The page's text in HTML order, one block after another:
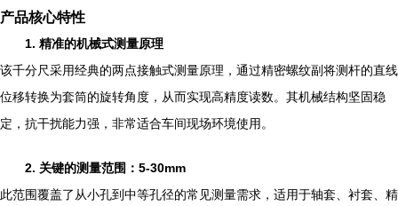
产品核心特性
1. 精准的机械式测量原理
该千分尺采用经典的两点接触式测量原理，通过精密螺纹副将测杆的直线
位移转换为套筒的旋转角度，从而实现高精度读数。其机械结构坚固稳
定，抗干扰能力强，非常适合车间现场环境使用。
2. 关键的测量范围：5-30mm
此范围覆盖了从小孔到中等孔径的常见测量需求，适用于轴套、衬套、精